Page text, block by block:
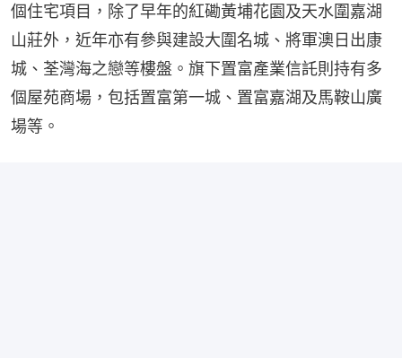
個住宅項目，除了早年的紅磡黃埔花園及天水圍嘉湖
山莊外，近年亦有參與建設大圍名城、將軍澳日出康
城、荃灣海之戀等樓盤。旗下置富產業信託則持有多
個屋苑商場，包括置富第一城、置富嘉湖及馬鞍山廣
場等。